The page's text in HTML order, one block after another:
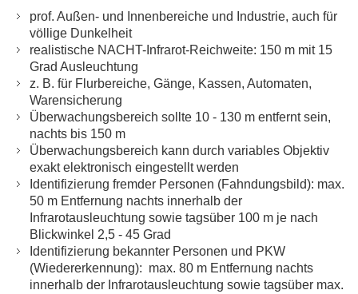
prof. Außen- und Innenbereiche und Industrie, auch für
völlige Dunkelheit
realistische NACHT-Infrarot-Reichweite: 150 m mit 15
Grad Ausleuchtung
z. B. für Flurbereiche, Gänge, Kassen, Automaten,
Warensicherung
Überwachungsbereich sollte 10 - 130 m entfernt sein,
nachts bis 150 m
Überwachungsbereich kann durch variables Objektiv
exakt elektronisch eingestellt werden
Identifizierung fremder Personen (Fahndungsbild): max.
50 m Entfernung nachts innerhalb der
Infrarotausleuchtung sowie tagsüber 100 m je nach
Blickwinkel 2,5 - 45 Grad
Identifizierung bekannter Personen und PKW
(Wiedererkennung): max. 80 m Entfernung nachts
innerhalb der Infrarotausleuchtung sowie tagsüber max.